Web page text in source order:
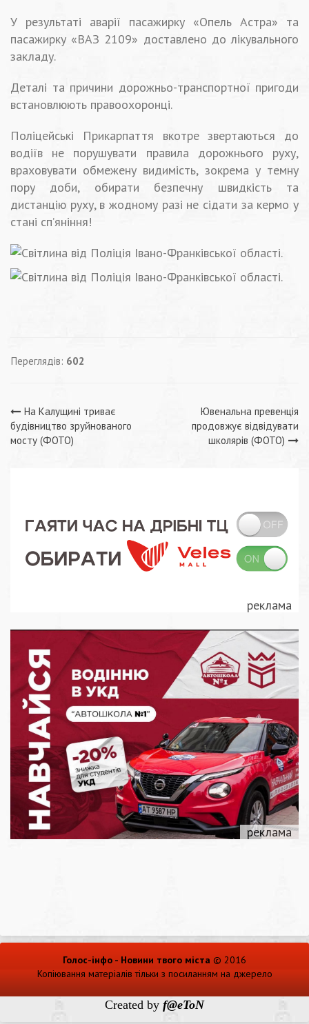
У результаті аварії пасажирку «Опель Астра» та
пасажирку «ВАЗ 2109» доставлено до лікувального
закладу.
Деталі та причини дорожньо-транспортної пригоди
встановлюють правоохоронці.
Поліцейські Прикарпаття вкотре звертаються до
водіїв не порушувати правила дорожнього руху,
враховувати обмежену видимість, зокрема у темну
пору доби, обирати безпечну швидкість та
дистанцію руху, в жодному разі не сідати за кермо у
стані сп’яніння!
Переглядів: 602
Навігація
записів
На Калущині триває
будівництво зруйнованого
мосту (ФОТО)
Ювенальна превенція
продовжує відвідувати
школярів (ФОТО)
Голос-інфо - Новини твого міста © 2016
Копіювання матеріалів тільки з посиланням на джерело
Created by f@eToN